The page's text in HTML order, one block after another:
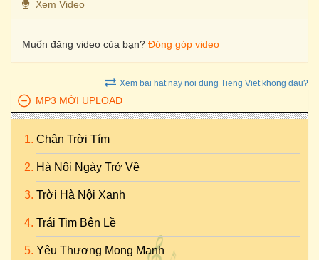
Xem Video
Muốn đăng video của bạn? Đóng góp video
Xem bai hat nay noi dung Tieng Viet khong dau?
MP3 MỚI UPLOAD
Chân Trời Tím
Hà Nội Ngày Trở Về
Trời Hà Nội Xanh
Trái Tim Bên Lề
Yêu Thương Mong Manh